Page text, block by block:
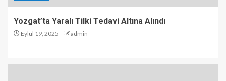
Yozgat’ta Yaralı Tilki Tedavi Altına Alındı
Eylül 19, 2025 admin